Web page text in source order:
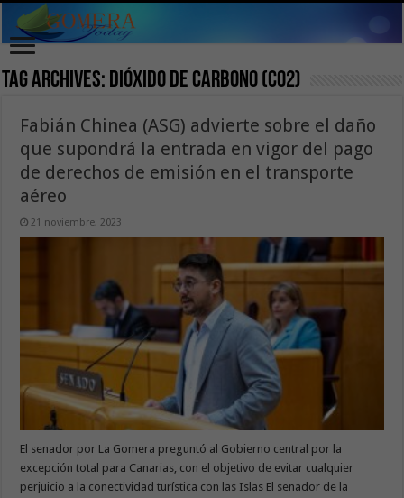
Tag Archives: dióxido de carbono (CO2)
Fabián Chinea (ASG) advierte sobre el daño
que supondrá la entrada en vigor del pago
de derechos de emisión en el transporte
aéreo
21 noviembre, 2023
El senador por La Gomera preguntó al Gobierno central por la
excepción total para Canarias, con el objetivo de evitar cualquier
perjuicio a la conectividad turística con las Islas El senador de la